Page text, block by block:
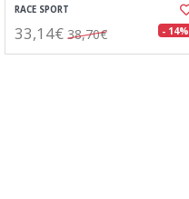
RACE SPORT
33,14€ 38,70€ - 14%